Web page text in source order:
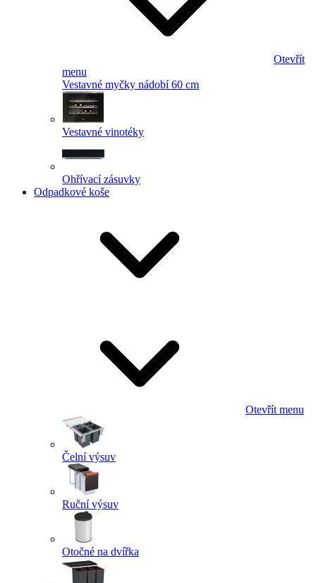
Otevřít
menu
Vestavné myčky nádobí 60 cm
Vestavné vinotéky
Ohřívací zásuvky
Odpadkové koše
Otevřít menu
Čelní výsuv
Ruční výsuv
Otočné na dvířka